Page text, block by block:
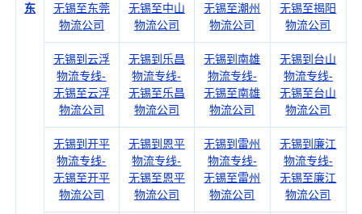
东
无锡至东莞
物流公司
无锡至中山
物流公司
无锡至潮州
物流公司
无锡至揭阳
物流公司
无锡到云浮
物流专线-
无锡至云浮
物流公司
无锡到乐昌
物流专线-
无锡至乐昌
物流公司
无锡到南雄
物流专线-
无锡至南雄
物流公司
无锡到台山
物流专线-
无锡至台山
物流公司
无锡到开平
物流专线-
无锡至开平
物流公司
无锡到恩平
物流专线-
无锡至恩平
物流公司
无锡到雷州
物流专线-
无锡至雷州
物流公司
无锡到廉江
物流专线-
无锡至廉江
物流公司